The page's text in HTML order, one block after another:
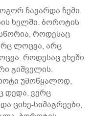
ჩავარდა ჩემი
ხელში. ბოროტის
როდესაც
ლოცვა, არც
როდესაც უხეში
გიშველის.
უმოწყალოდ,
დედა, ვერც
ციხე-სიმაგრეები,